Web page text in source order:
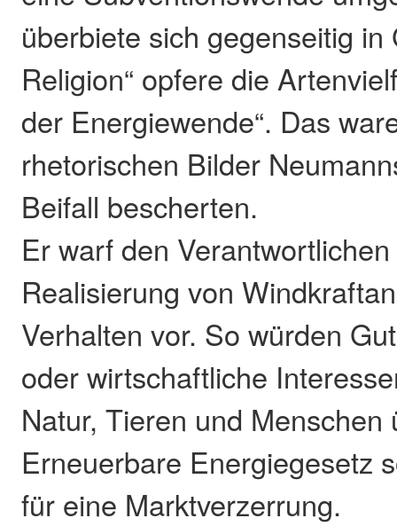
überbiete sich gegenseitig in
Religion“ opfere die
der Energiewende“. Das
rhetorischen Bilder
Beifall bescherten.
Er warf den
Realisierung von
Verhalten vor. So würden
oder wirtschaftliche
Natur, Tieren und
Erneuerbare Energiegesetz
für eine Marktverzerrung.